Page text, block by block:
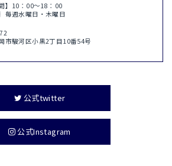
】10：00〜18：00
毎週水曜日・木曜日
市駿河区小黒2丁目10番54号
公式twitter
公式Instagram